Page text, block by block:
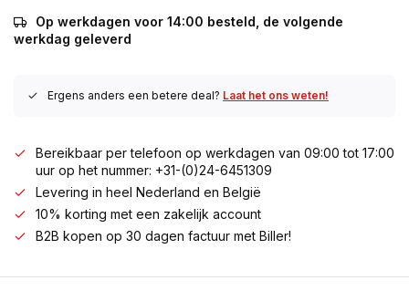
Op werkdagen voor 14:00 besteld, de volgende
werkdag geleverd
Ergens anders een betere deal? Laat het ons weten!
Bereikbaar per telefoon op werkdagen van 09:00 tot 17:00
uur op het nummer: +31-(0)24-6451309
Levering in heel Nederland en België
10% korting met een zakelijk account
B2B kopen op 30 dagen factuur met Biller!